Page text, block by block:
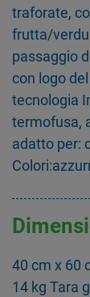
traforate,
frutta/
passaggio
con logo
tecnologia
termofusa,
adatto per:
40 cm x 60
14 kg Tara